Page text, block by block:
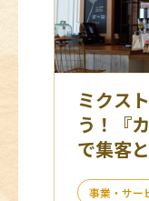
ミクス
う！『
で集客
開催
事業・サー